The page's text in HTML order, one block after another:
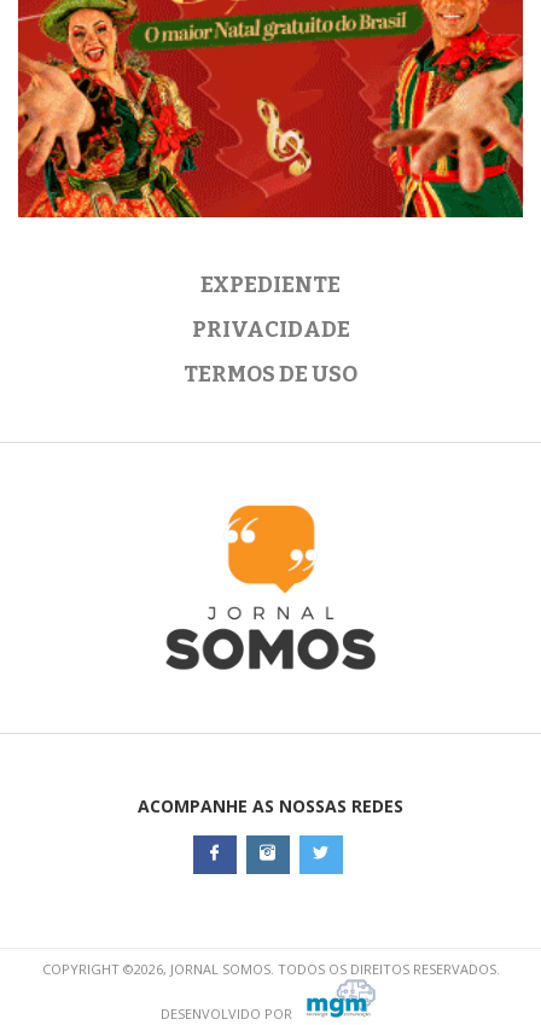
EXPEDIENTE
PRIVACIDADE
TERMOS DE USO
ACOMPANHE AS NOSSAS REDES
COPYRIGHT ©2026, JORNAL SOMOS. TODOS OS DIREITOS RESERVADOS.
DESENVOLVIDO POR